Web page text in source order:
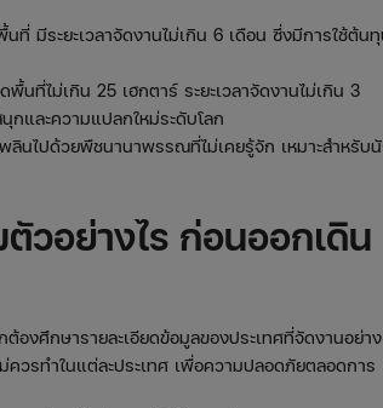
มีระยะเวลาจัดงานไม่เกิน 6 เดือน ซึ่งมีการใช้ต้น
นที่ไม่เกิน 25 เฮกตาร์ ระยะเวลาจัดงานไม่เกิน 3
กและความแปลกใหม่ระดับโลก
นไปด้วยพืชนานาพรรณที่ไม่เคยรู้จัก เหมาะสำหรับ
วอย่างไร ก่อนออกเดิน
องศึกษารายละเอียดข้อมูลของประเทศที่จัดงานอย่าง
วรทำในแต่ละประเทศ เพื่อความปลอดภัยตลอดการ